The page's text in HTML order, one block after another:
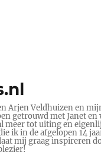
Arjen Veldhuizen en
getrouwd met Janet
meer tot uiting en
ik in de afgelopen 14
mij graag inspireren